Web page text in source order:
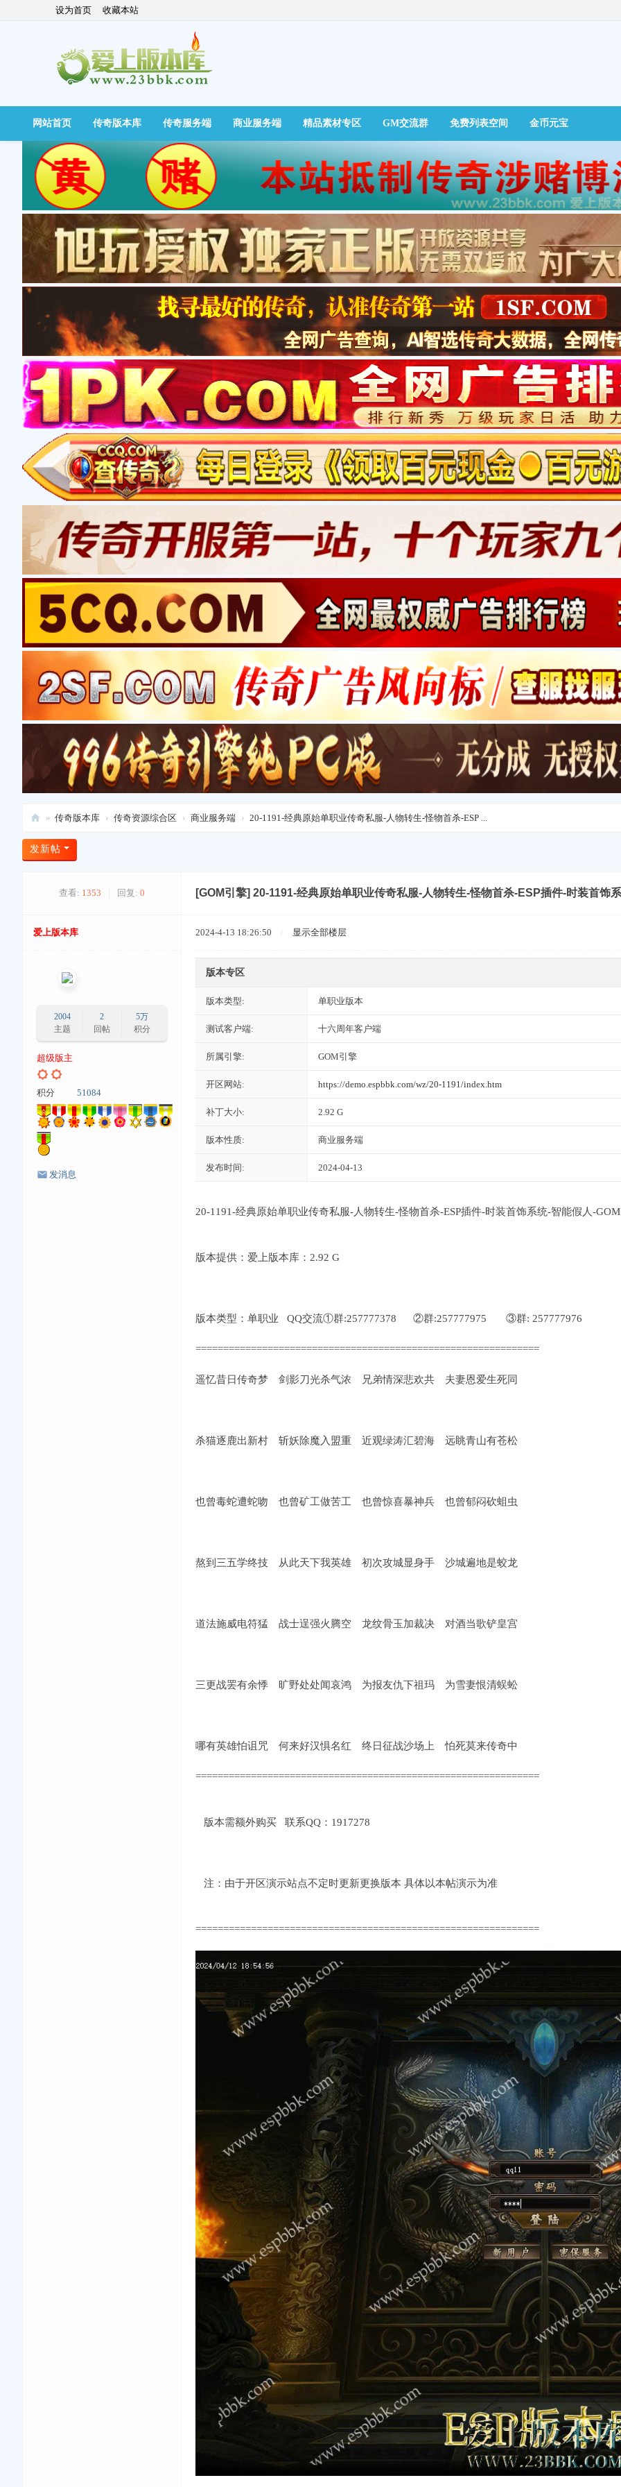
设为首页 收藏本站
快捷导航
网站首页 传奇版本库 传奇服务端 商业服务端 精品素材专区 GM交流群 免费列表空间 金币元宝
爱
上
» 传奇版本库 › 传奇资源综合区 › 商业服务端 › 20-1191-经典原始单职业传奇私服-人物转生-怪物首杀-ESP ...
发新帖
查看: 1353 回复: 0 [GOM引擎] 20-1191-经典原始单职业传奇私服-人物转生-怪物首杀-ESP插件-时装首饰
爱上版本库
2004
主题
2
回帖
5万
积分
超级版主
积分 51084
发消息
2024-4-13 18:26:50 显示全部楼层
版本专区
版本类型: 单职业版本
测试客户端: 十六周年客户端
所属引擎: GOM引擎
开区网站: https://demo.espbbk.com/wz/20-1191/index.htm
补丁大小: 2.92 G
版本性质: 商业服务端
发布时间: 2024-04-13
20-1191-经典原始单职业传奇私服-人物转生-怪物首杀-ESP插件-时装首饰系统-智能假人-
版本提供：爱上版本库：2.92 G
版本类型：单职业 QQ交流①群:257777378 ②群:257777975 ③群: 257777976
==============================================================
遥忆昔日传奇梦 剑影刀光杀气浓 兄弟情深悲欢共 夫妻恩爱生死同
杀猫逐鹿出新村 斩妖除魔入盟重 近观绿涛汇碧海 远眺青山有苍松
也曾毒蛇遭蛇吻 也曾矿工做苦工 也曾惊喜暴神兵 也曾郁闷砍蛆虫
熬到三五学终技 从此天下我英雄 初次攻城显身手 沙城遍地是蛟龙
道法施威电符猛 战士逞强火腾空 龙纹骨玉加裁决 对酒当歌铲皇宫
三更战罢有余悸 旷野处处闻哀鸿 为报友仇下祖玛 为雪妻恨清蜈蚣
哪有英雄怕诅咒 何来好汉惧名红 终日征战沙场上 怕死莫来传奇中
==============================================================
版本需额外购买 联系QQ：1917278
注：由于开区演示站点不定时更新更换版本 具体以本帖演示为准
==============================================================